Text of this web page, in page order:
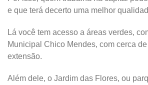
e que terá decerto uma melhor
Lá você tem acesso a áreas verdes,
Municipal Chico Mendes, com cerca de
extensão.
Além dele, o Jardim das Flores, ou